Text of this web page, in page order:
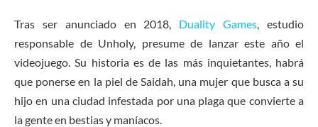
Tras ser anunciado en 2018, Duality Games, estudio
responsable de Unholy, presume de lanzar este año el
videojuego. Su historia es de las más inquietantes, habrá
que ponerse en la piel de Saidah, una mujer que busca a su
hijo en una ciudad infestada por una plaga que convierte a
la gente en bestias y maníacos.